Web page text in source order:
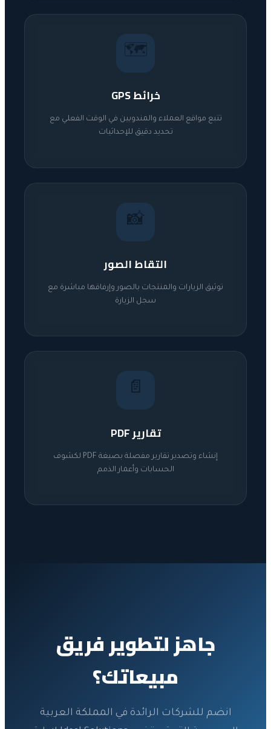
🗺️
خرائط GPS
تتبع مواقع العملاء والمندوبين في الوقت الفعلي مع
تحديد دقيق للإحداثيات
📸
التقاط الصور
توثيق الزيارات والمنتجات بالصور وإرفاقها مباشرة مع
سجل الزيارة
📄
تقارير PDF
إنشاء وتصدير تقارير مفصلة بصيغة PDF لكشوف
الحسابات وأعمار الذمم
جاهز لتطوير فريق
مبيعاتك؟
انضم للشركات الرائدة في المملكة العربية